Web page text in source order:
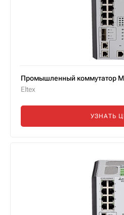
Промышленный коммутатор
Eltex
УЗНАТЬ